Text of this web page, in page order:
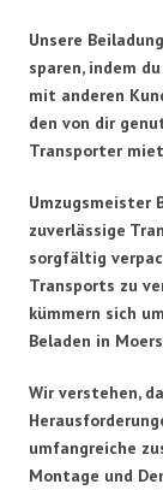
Unsere
sparen, indem
mit anderen
den von dir
Transporter
Umzugsmeister
zuverlässige
sorgfältig
Transports zu
kümmern sich
Beladen in
Wir verstehen,
umfangreiche
Montage und